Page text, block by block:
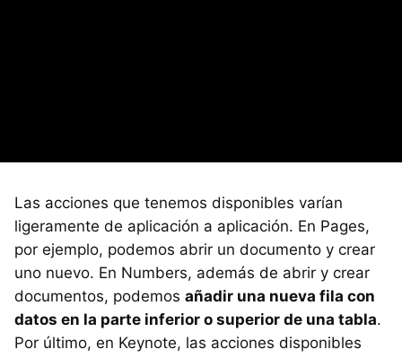
Las acciones que tenemos disponibles varían
ligeramente de aplicación a aplicación. En Pages,
por ejemplo, podemos abrir un documento y crear
uno nuevo. En Numbers, además de abrir y crear
documentos, podemos añadir una nueva fila con
datos en la parte inferior o superior de una tabla.
Por último, en Keynote, las acciones disponibles